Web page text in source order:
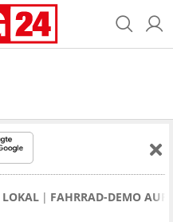
FAHRRAD-DEMO AUF